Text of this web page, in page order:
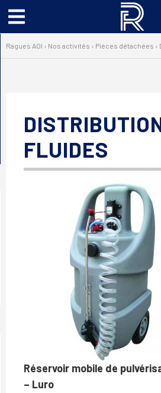
Menu
principal
Ragues AOI › Nos activités › Pièces détachées ›
FLUIDES
Réservoir mobile de
– Luro